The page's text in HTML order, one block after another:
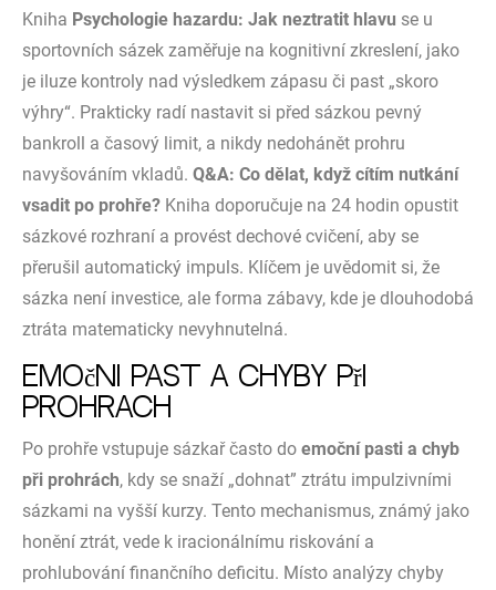
Kniha Psychologie hazardu: Jak neztratit hlavu se u
sportovních sázek zaměřuje na kognitivní zkreslení, jako
je iluze kontroly nad výsledkem zápasu či past „skoro
výhry“. Prakticky radí nastavit si před sázkou pevný
bankroll a časový limit, a nikdy nedohánět prohru
navyšováním vkladů. Q&A: Co dělat, když cítím nutkání
vsadit po prohře? Kniha doporučuje na 24 hodin opustit
sázkové rozhraní a provést dechové cvičení, aby se
přerušil automatický impuls. Klíčem je uvědomit si, že
sázka není investice, ale forma zábavy, kde je dlouhodobá
ztráta matematicky nevyhnutelná.
Emoční past a chyby při
prohrách
Po prohře vstupuje sázkař často do emoční pasti a chyb
při prohrách, kdy se snaží „dohnat” ztrátu impulzivními
sázkami na vyšší kurzy. Tento mechanismus, známý jako
honění ztrát, vede k iracionálnímu riskování a
prohlubování finančního deficitu. Místo analýzy chyby